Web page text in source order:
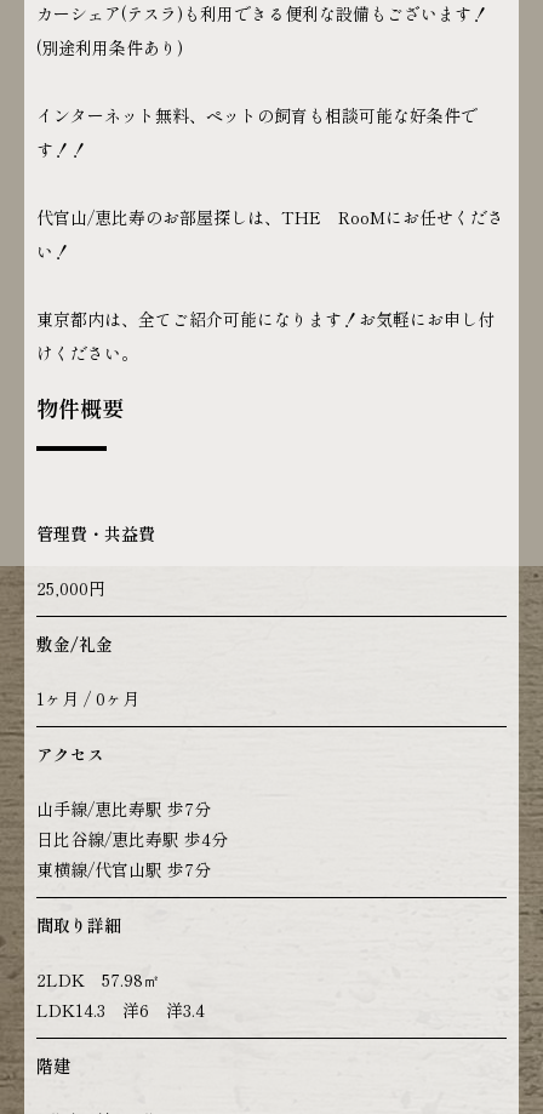
カーシェア(テスラ)も利用できる便利な設備もございます！
(別途利用条件あり)
インターネット無料、ペットの飼育も相談可能な好条件で
す！！
代官山/恵比寿のお部屋探しは、THE RooMにお任せくださ
い！
東京都内は、全てご紹介可能になります！お気軽にお申し付
けください。
物件概要
管理費・共益費
25,000円
敷金/礼金
1ヶ月 / 0ヶ月
アクセス
山手線/恵比寿駅 歩7分
日比谷線/恵比寿駅 歩4分
東横線/代官山駅 歩7分
間取り詳細
2LDK 57.98㎡
LDK14.3 洋6 洋3.4
階建